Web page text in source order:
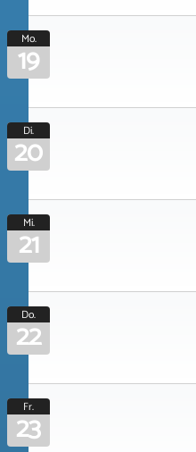
Mo.
19
Di.
20
Mi.
21
Do.
22
Fr.
23